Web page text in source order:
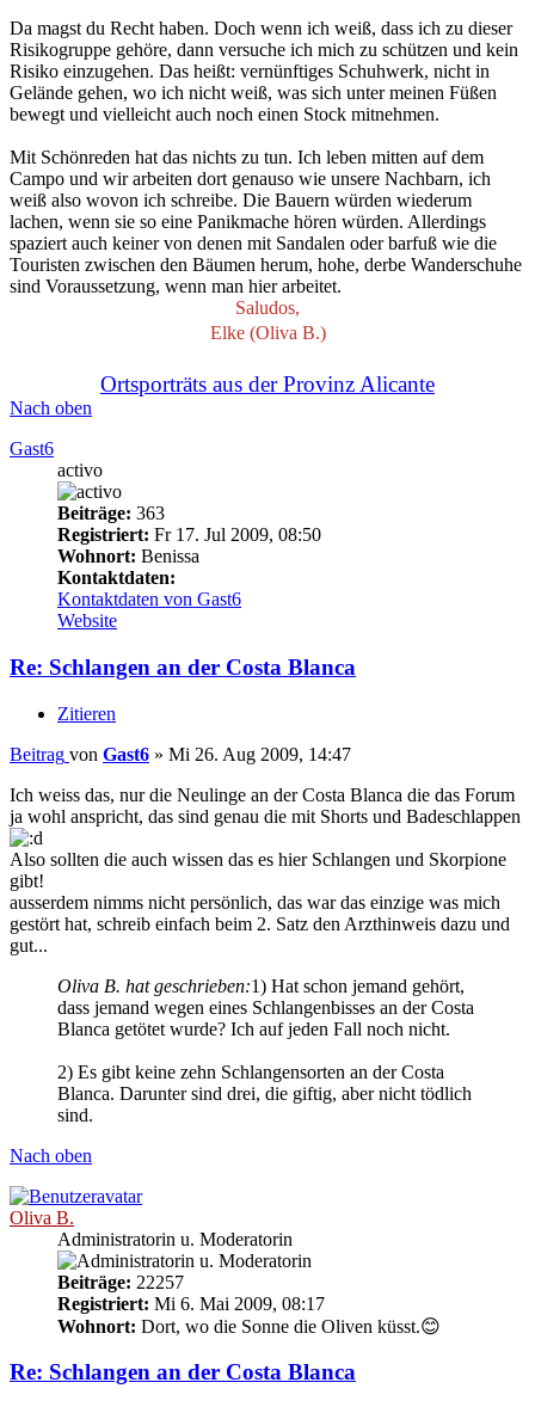
Da magst du Recht haben. Doch wenn ich weiß, dass ich zu dieser
Risikogruppe gehöre, dann versuche ich mich zu schützen und kein
Risiko einzugehen. Das heißt: vernünftiges Schuhwerk, nicht in
Gelände gehen, wo ich nicht weiß, was sich unter meinen Füßen
bewegt und vielleicht auch noch einen Stock mitnehmen.
Mit Schönreden hat das nichts zu tun. Ich leben mitten auf dem
Campo und wir arbeiten dort genauso wie unsere Nachbarn, ich
weiß also wovon ich schreibe. Die Bauern würden wiederum
lachen, wenn sie so eine Panikmache hören würden. Allerdings
spaziert auch keiner von denen mit Sandalen oder barfuß wie die
Touristen zwischen den Bäumen herum, hohe, derbe Wanderschuhe
sind Voraussetzung, wenn man hier arbeitet.
Saludos,
Elke (Oliva B.)
Ortsporträts aus der Provinz Alicante
Nach oben
Gast6
activo
Beiträge: 363
Registriert: Fr 17. Jul 2009, 08:50
Wohnort: Benissa
Kontaktdaten:
Kontaktdaten von Gast6
Website
Re: Schlangen an der Costa Blanca
Zitieren
Beitrag von Gast6 » Mi 26. Aug 2009, 14:47
Ich weiss das, nur die Neulinge an der Costa Blanca die das Forum
ja wohl anspricht, das sind genau die mit Shorts und Badeschlappen
Also sollten die auch wissen das es hier Schlangen und Skorpione
gibt!
ausserdem nimms nicht persönlich, das war das einzige was mich
gestört hat, schreib einfach beim 2. Satz den Arzthinweis dazu und
gut...
Oliva B. hat geschrieben:1) Hat schon jemand gehört,
dass jemand wegen eines Schlangenbisses an der Costa
Blanca getötet wurde? Ich auf jeden Fall noch nicht.
2) Es gibt keine zehn Schlangensorten an der Costa
Blanca. Darunter sind drei, die giftig, aber nicht tödlich
sind.
Nach oben
Oliva B.
Administratorin u. Moderatorin
Beiträge: 22257
Registriert: Mi 6. Mai 2009, 08:17
Wohnort: Dort, wo die Sonne die Oliven küsst.😊
Re: Schlangen an der Costa Blanca